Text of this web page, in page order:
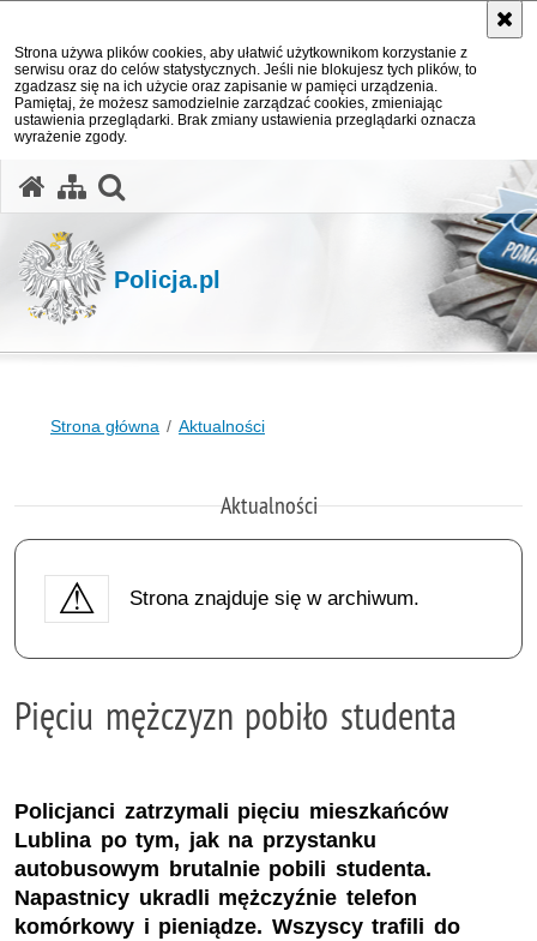
Strona używa plików cookies, aby ułatwić użytkownikom korzystanie z
serwisu oraz do celów statystycznych. Jeśli nie blokujesz tych plików, to
zgadzasz się na ich użycie oraz zapisanie w pamięci urządzenia.
Pamiętaj, że możesz samodzielnie zarządzać cookies, zmieniając
ustawienia przeglądarki. Brak zmiany ustawienia przeglądarki oznacza
wyrażenie zgody.
Policja.pl
Strona główna Aktualności
Aktualności
Strona znajduje się w archiwum.
Pięciu mężczyzn pobiło studenta
Policjanci zatrzymali pięciu mieszkańców
Lublina po tym, jak na przystanku
autobusowym brutalnie pobili studenta.
Napastnicy ukradli mężczyźnie telefon
komórkowy i pieniądze. Wszyscy trafili do